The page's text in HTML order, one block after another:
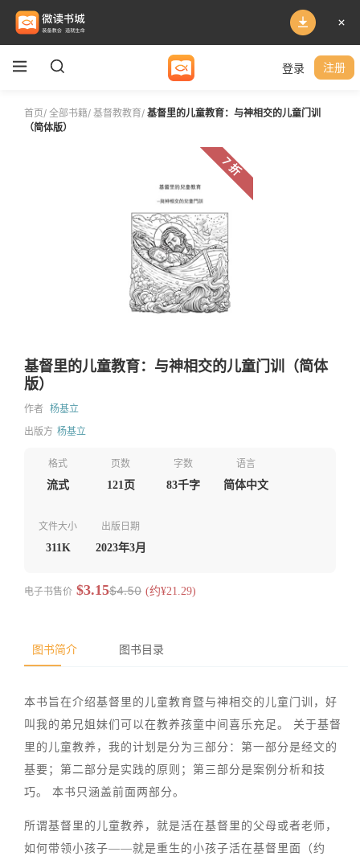
登录 注册
首页/ 全部书籍/ 基督教教育/ 基督里的儿童教育：与神相交的儿童门训
（简体版）
7 折
基督里的儿童教育：与神相交的儿童门训（简体
版）
作者 杨基立
出版方 杨基立
格式
流式
页数
121页
字数
83千字
语言
简体中文
文件大小
311K
出版日期
2023年3月
电子书售价 $3.15$4.50 (约¥21.29)
图书简介 图书目录
本书旨在介绍基督里的儿童教育暨与神相交的儿童门训，好
叫我的弟兄姐妹们可以在教养孩童中间喜乐充足。 关于基督
里的儿童教养，我的计划是分为三部分：第一部分是经文的
基要；第二部分是实践的原则；第三部分是案例分析和技
巧。 本书只涵盖前面两部分。
所谓基督里的儿童教养，就是活在基督里的父母或者老师，
如何带领小孩子——就是重生的小孩子活在基督里面（约